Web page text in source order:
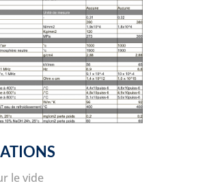
le vide